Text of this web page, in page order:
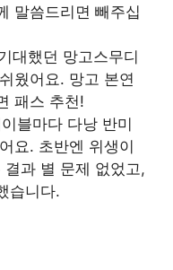
말씀드리면 빼주십
대했던 망고스무디
웠어요. 망고 본연
패스 추천!
블마다 다낭 반미
요. 초반엔 위생이
과 별 문제 없었고,
습니다.